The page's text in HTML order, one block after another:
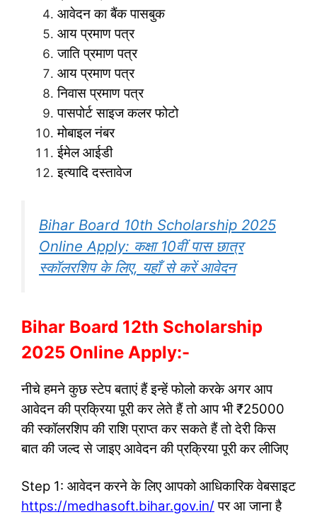
आवेदन का बैंक पासबुक
आय प्रमाण पत्र
जाति प्रमाण पत्र
आय प्रमाण पत्र
निवास प्रमाण पत्र
पासपोर्ट साइज कलर फोटो
मोबाइल नंबर
ईमेल आईडी
इत्यादि दस्तावेज
Bihar Board 10th Scholarship 2025
Online Apply: कक्षा 10वीं पास छात्र
स्कॉलरशिप के लिए, यहाँ से करें आवेदन
Bihar Board 12th Scholarship
2025 Online Apply:-
नीचे हमने कुछ स्टेप बताएं हैं इन्हें फोलो करके अगर आप
आवेदन की प्रक्रिया पूरी कर लेते हैं तो आप भी ₹25000
की स्कॉलरशिप की राशि प्राप्त कर सकते हैं तो देरी किस
बात की जल्द से जाइए आवेदन की प्रक्रिया पूरी कर लीजिए
Step 1: आवेदन करने के लिए आपको आधिकारिक वेबसाइट
https://medhasoft.bihar.gov.in/ पर आ जाना है